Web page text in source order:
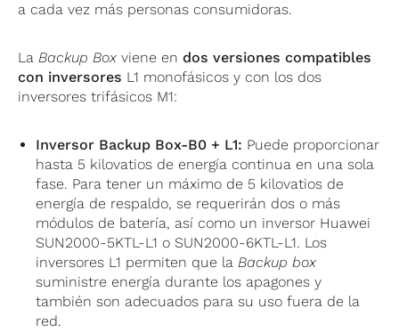
a cada vez más personas consumidoras.
LaBackup Box viene en dos versiones compatibles
con inversores L1 monofásicos y con los dos
inversores trifásicos M1:
Inversor Backup Box-B0 + L1: Puede proporcionar
hasta 5 kilovatios de energía continua en una sola
fase. Para tener un máximo de 5 kilovatios de
energía de respaldo, se requerirán dos o más
módulos de batería, así como un inversor Huawei
SUN2000-5KTL-L1 o SUN2000-6KTL-L1. Los
inversores L1 permiten que laBackup box
suministre energía durante los apagones y
también son adecuados para su uso fuera de la
red.